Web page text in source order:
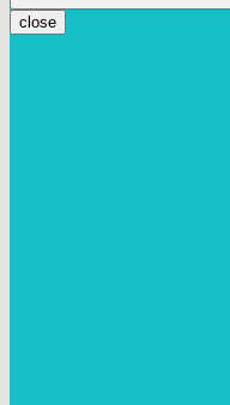
close